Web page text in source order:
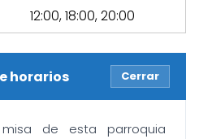
12:00, 18:00, 20:00
horarios Cerrar
de esta parroquia